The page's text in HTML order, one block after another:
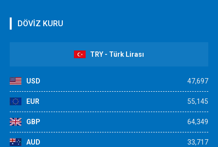
DÖVİZ KURU
TRY - Türk Lirası
USD 47,697
EUR 55,145
GBP 64,349
AUD 33,717